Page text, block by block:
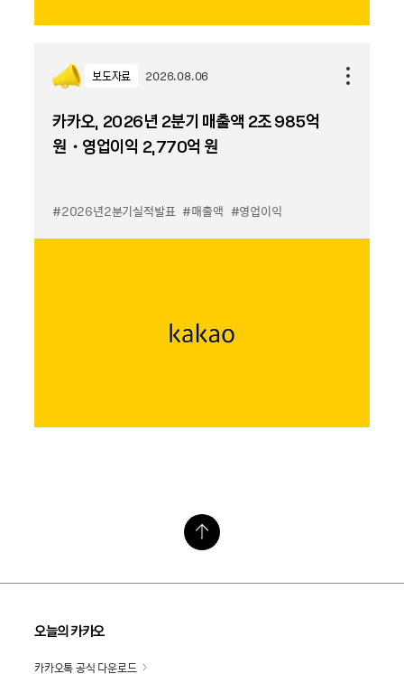
보도자료 2026.08.06
카카오, 2026년 2분기 매출액 2조 985억
원・영업이익 2,770억 원
#2026년2분기실적발표 #매출액 #영업이익
오늘의 카카오
카카오톡 공식 다운로드